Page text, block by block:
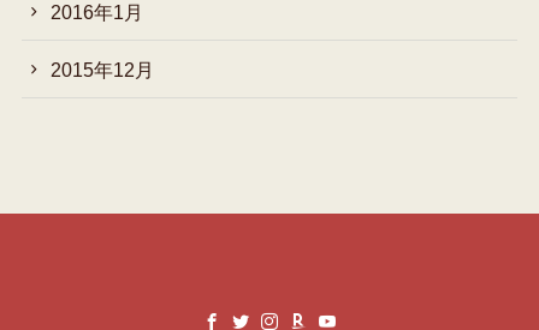
2016年1月
2015年12月